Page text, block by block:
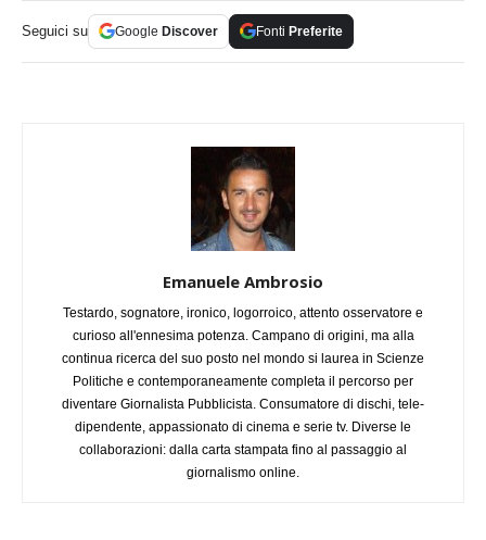
Seguici su Google Discover Fonti Preferite
Emanuele Ambrosio
Testardo, sognatore, ironico, logorroico, attento osservatore e
curioso all'ennesima potenza. Campano di origini, ma alla
continua ricerca del suo posto nel mondo si laurea in Scienze
Politiche e contemporaneamente completa il percorso per
diventare Giornalista Pubblicista. Consumatore di dischi, tele-
dipendente, appassionato di cinema e serie tv. Diverse le
collaborazioni: dalla carta stampata fino al passaggio al
giornalismo online.